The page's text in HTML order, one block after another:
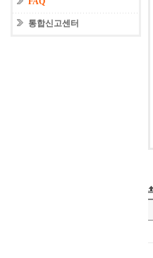
통합신고센터